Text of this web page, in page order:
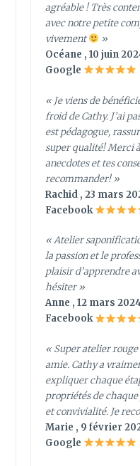
agréable ! Très
avec notre petite
vivement
»
Océane , 10 juin
Google
« Je viens de
froid de Cathy. J’ai
est pédagogue,
super qualité! Merci
anecdotes et tes
recommander! »
Rachid , 23 mars
Facebook
« Atelier
la passion et le
plaisir d’apprendre
hésiter »
Anne , 12 mars
Facebook
« Super atelier rouge
amie. Cathy a
expliquer chaque
propriétés de
et convivialité. Je
Marie , 9 février
Google